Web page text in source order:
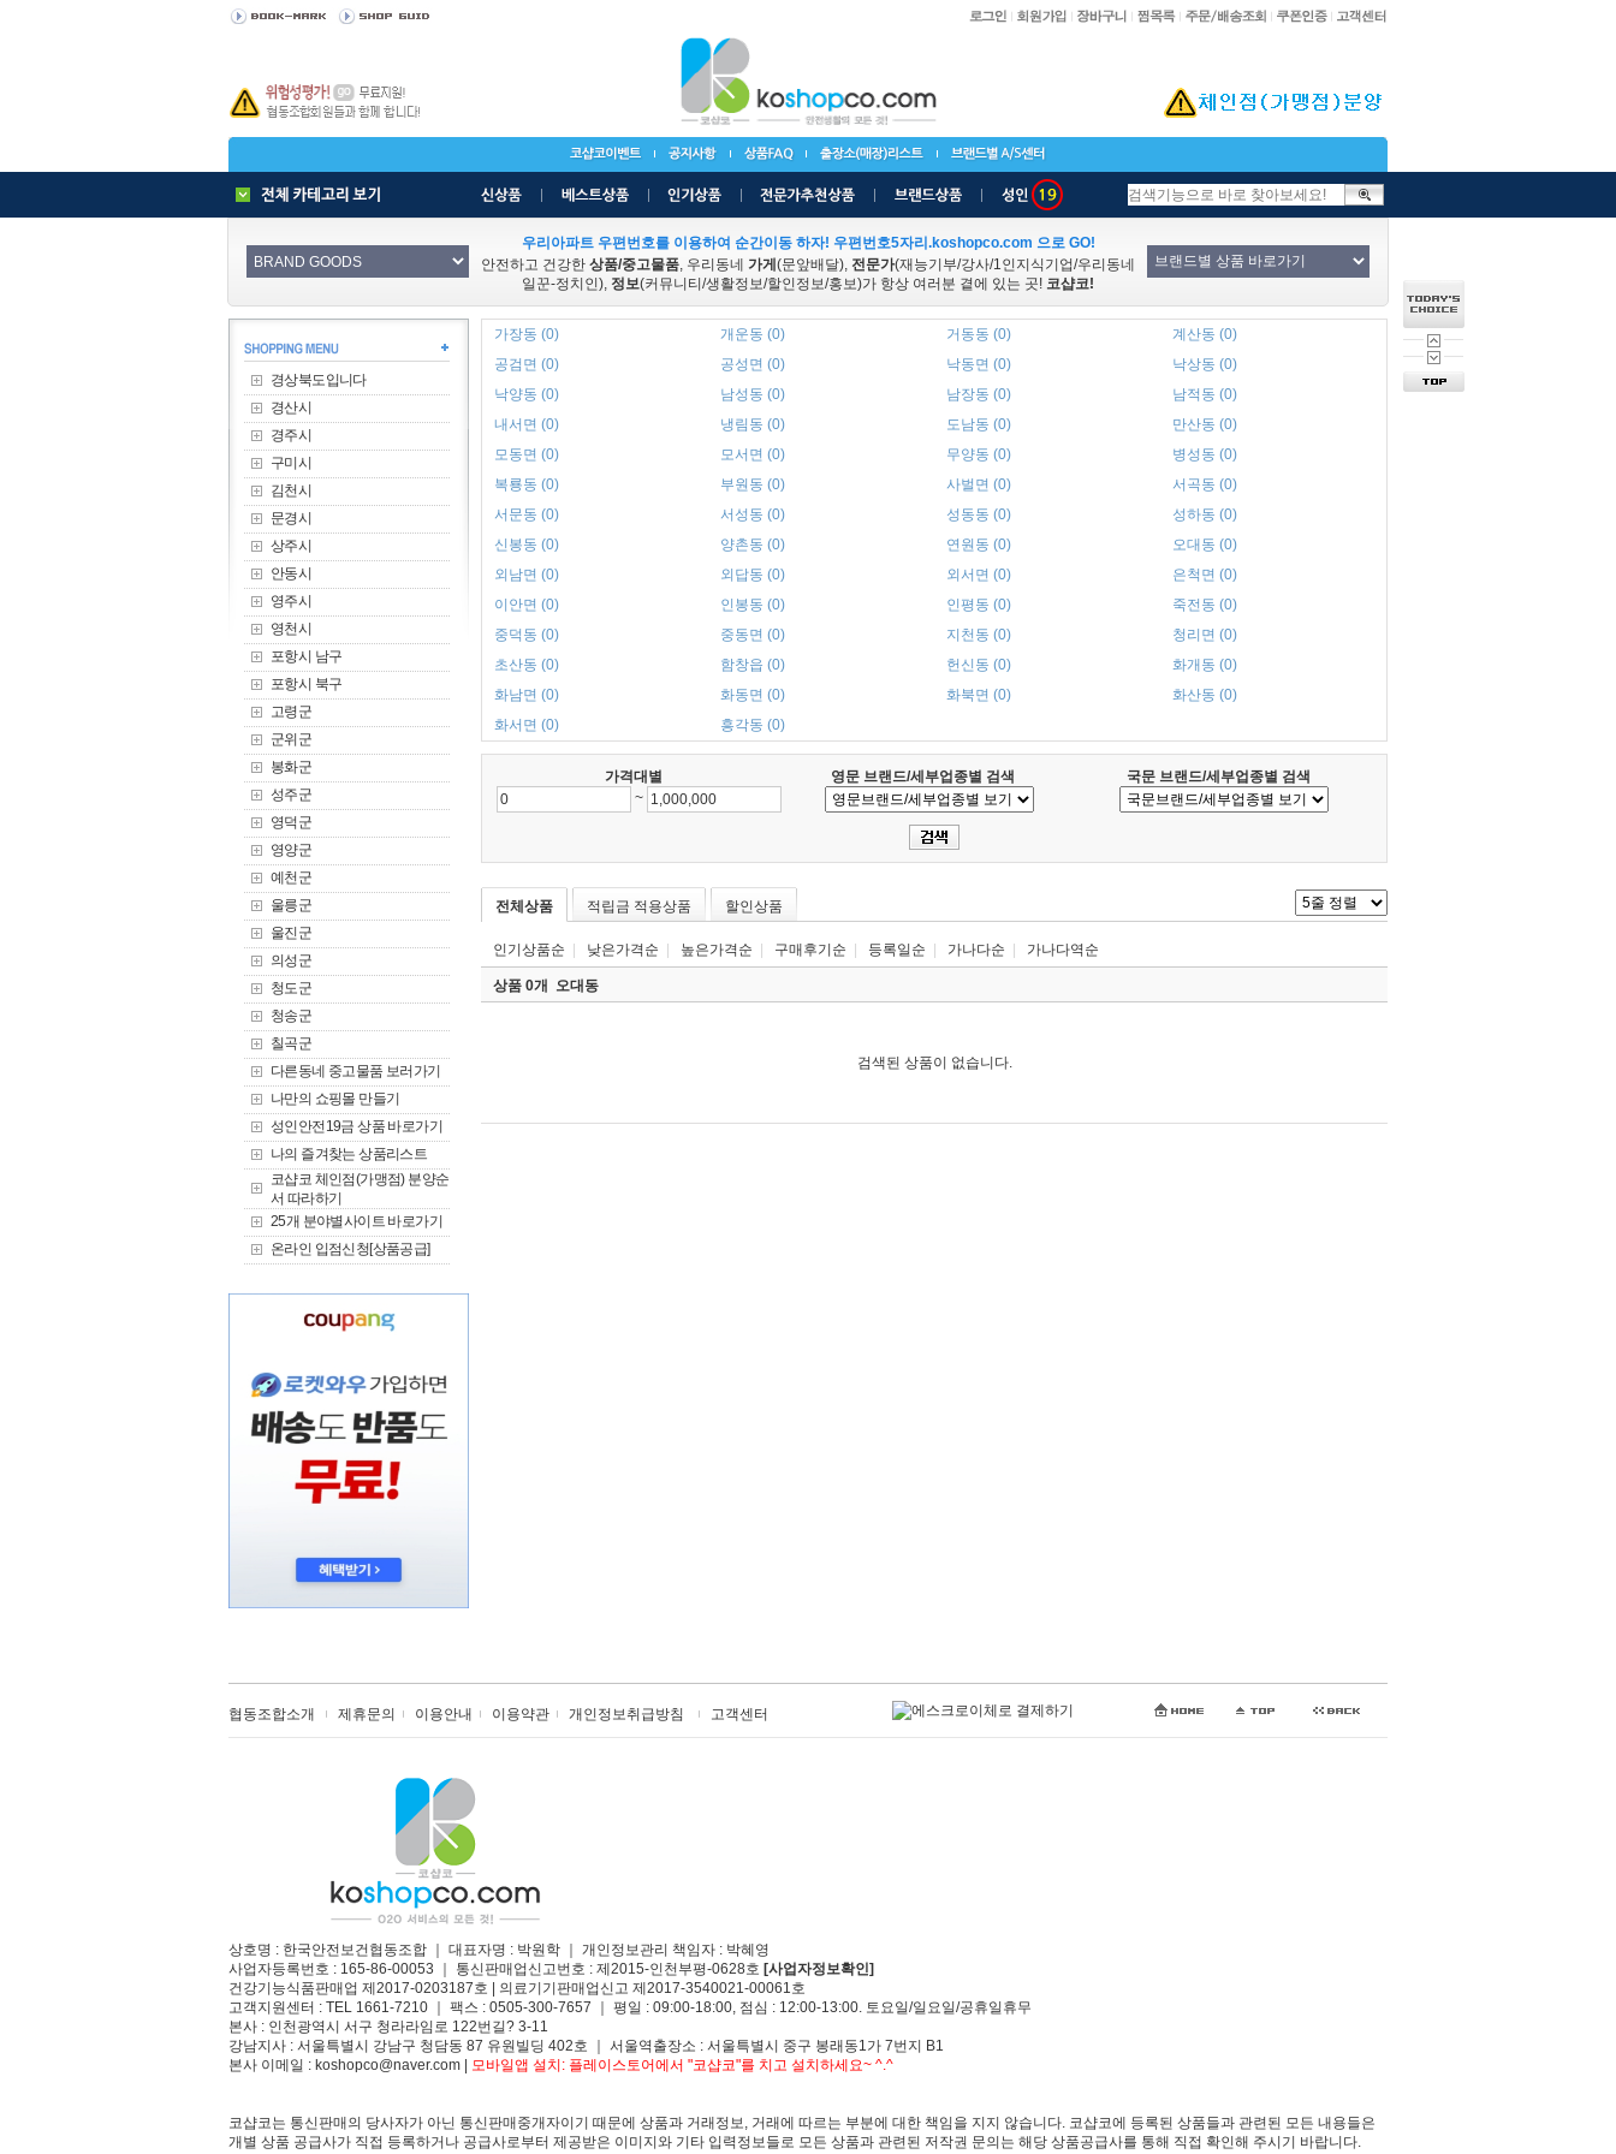
우리아파트 우편번호를 이용하여 순간이동 하자! 우편번호5자리.koshopco.com 으로 GO!
안전하고 건강한 상품/중고물품, 우리동네 가게 (문앞배달), 전문가(재능기부/강사/1인지식기업/우리동네
일꾼-정치인), 정보(커뮤니티/생활정보/할인정보/홍보)가 항상 여러분 곁에 있는 곳! 코샵코!
경상북도입니다
경산시
경주시
구미시
김천시
문경시
상주시
안동시
영주시
영천시
포항시 남구
포항시 북구
고령군
군위군
봉화군
성주군
영덕군
영양군
예천군
울릉군
울진군
의성군
청도군
청송군
칠곡군
다른동네 중고물품 보러가기
나만의 쇼핑몰 만들기
성인안전19금 상품 바로가기
나의 즐겨찾는 상품리스트
코샵코 체인점(가맹점) 분양순
서 따라하기
25개 분야별사이트 바로가기
온라인 입점신청[상품공급]
가장동 (0) 개운동 (0) 거동동 (0)
계산동 (0)
공검면 (0)
공성면 (0) 낙동면 (0)
낙상동 (0)
낙양동 (0)
남성동 (0) 남장동 (0)
남적동 (0)
내서면 (0)
냉림동 (0) 도남동 (0)
만산동 (0)
모동면 (0)
모서면 (0) 무양동 (0)
병성동 (0)
복룡동 (0)
부원동 (0) 사벌면 (0)
서곡동 (0)
서문동 (0)
서성동 (0) 성동동 (0)
성하동 (0)
신봉동 (0)
양촌동 (0) 연원동 (0)
오대동 (0)
외남면 (0)
외답동 (0) 외서면 (0)
은척면 (0)
이안면 (0)
인봉동 (0) 인평동 (0)
죽전동 (0)
중덕동 (0)
중동면 (0) 지천동 (0)
청리면 (0)
초산동 (0)
함창읍 (0) 헌신동 (0)
화개동 (0)
화남면 (0)
화동면 (0) 화북면 (0)
화산동 (0)
화서면 (0)
흥각동 (0)
가격대별 영문 브랜드/세부업종별 검색
국문 브랜드/세부업종별 검색
~
전체상품 적립금 적용상품 할인상품
인기상품순 낮은가격순 높은가격순 구매후기순 등록일순 가나다순 가나다역순
상품 0개 오대동
검색된 상품이 없습니다.
협동조합소개 제휴문의 이용안내 이용약관 개인정보취급방침 고객센터
상호명 : 한국안전보건협동조합 ｜ 대표자명 : 박원학 ｜ 개인정보관리 책임자 : 박혜영
사업자등록번호 : 165-86-00053 ｜ 통신판매업신고번호 : 제2015-인천부평-0628호 [사업자정보확인]
건강기능식품판매업 제2017-0203187호 | 의료기기판매업신고 제2017-3540021-00061호
고객지원센터 : TEL 1661-7210 ｜ 팩스 : 0505-300-7657 ｜ 평일 : 09:00-18:00, 점심 : 12:00-13:00. 토요일/일요일/공휴일휴무
본사 : 인천광역시 서구 청라라임로 122번길? 3-11
강남지사 : 서울특별시 강남구 청담동 87 유원빌딩 402호 ｜ 서울역출장소 : 서울특별시 중구 봉래동1가 7번지 B1
본사 이메일 : koshopco@naver.com | 모바일앱 설치: 플레이스토어에서 "코샵코"를 치고 설치하세요~ ^.^
코샵코는 통신판매의 당사자가 아닌 통신판매중개자이기 때문에 상품과 거래정보, 거래에 따르는 부분에 대한 책임을 지지 않습니다. 코샵코에 등록된 상품들과 관련된 모든 내용들은
개별 상품 공급사가 직접 등록하거나 공급사로부터 제공받은 이미지와 기타 입력정보들로 모든 상품과 관련된 저작권 문의는 해당 상품공급사를 통해 직접 확인해 주시기 바랍니다.​